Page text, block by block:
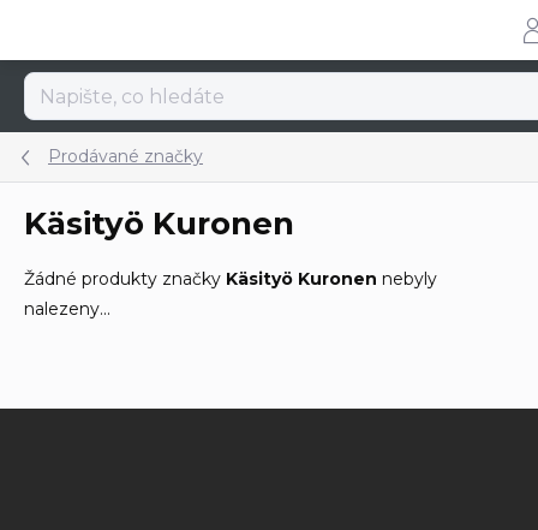
obsah
Prodávané značky
Käsityö Kuronen
Žádné produkty značky Käsityö Kuronen nebyly
nalezeny...